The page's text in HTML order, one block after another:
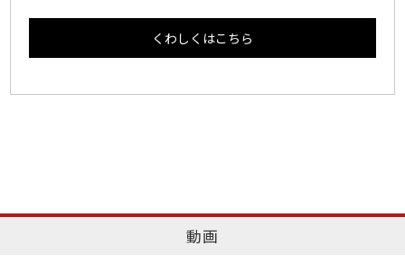
くわしくはこちら
動画